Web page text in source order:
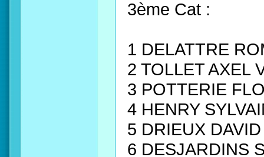
3ème Cat :
1 DELATTRE
2 TOLLET AXEL
3 POTTERIE
4 HENRY
5 DRIEUX
6 DESJARDINS